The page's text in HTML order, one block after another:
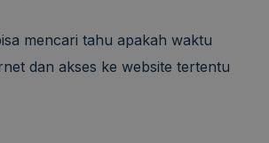
mencari tahu apakah waktu
dan akses ke website tertentu